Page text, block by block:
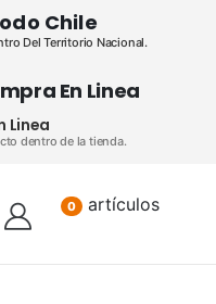
Chile
Del Territorio Nacional.
En Linea
Linea
dentro de la tienda.
0 artículos